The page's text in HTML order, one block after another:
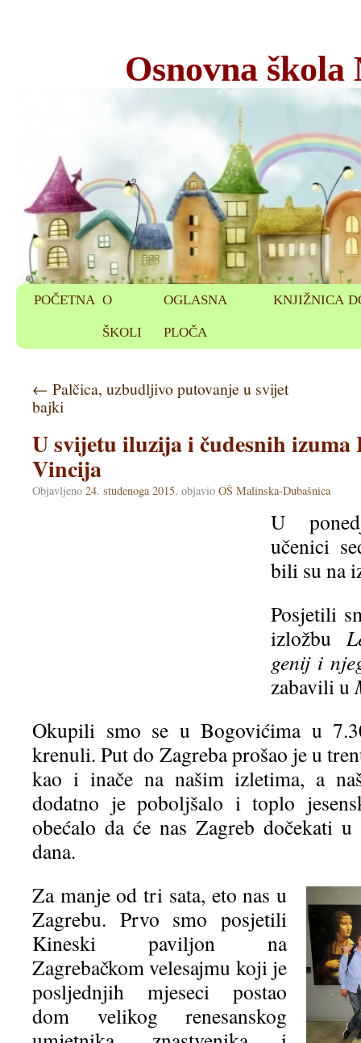
Osnovna
POČETNA O
ŠKOLI
OGLASNA
PLOČA
KNJIŽNICA
← Palčica, uzbudljivo putovanje u svijet
bajki
U svijetu iluzija i čudesnih izuma
Vincija
Objavljeno 24. studenoga 2015. objavio OŠ Malinska-Dubašnica
U
učenici
bili su na
Posjetili
izložbu
genij i
zabavili u
Okupili smo se u Bogovićima u
krenuli. Put do Zagreba prošao je u
kao i inače na našim izletima, a
dodatno je poboljšalo i toplo
obećalo da će nas Zagreb dočekati
dana.
Za manje od tri sata, eto nas u
Zagrebu. Prvo smo posjetili
Kineski paviljon na
Zagrebačkom velesajmu koji je
posljednjih mjeseci postao
dom velikog renesanskog